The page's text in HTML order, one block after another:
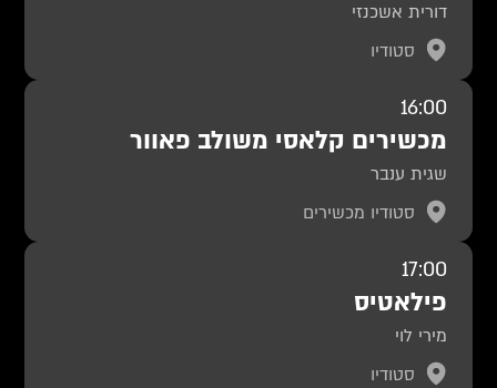
דורית אשכנזי
סטודיו
16:00
מכשירים קלאסי משולב פאוור
שגית ענבר
סטודיו מכשירים
17:00
פילאטיס
מירי לוי
סטודיו